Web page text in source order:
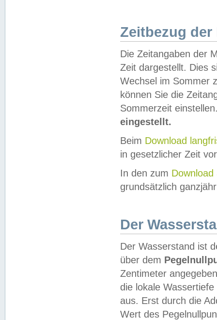
Zeitbezug der
Die Zeitangaben der
Zeit dargestellt. Dies
Wechsel im Sommer
können Sie die
Sommerzeit
eingestellt.
Beim Download
in gesetzlicher Zeit
In den zum Download
grundsätzlich
Der
Der Wasserstand ist
über dem
Zentimeter
die lokale
aus. Erst durch die
Wert des